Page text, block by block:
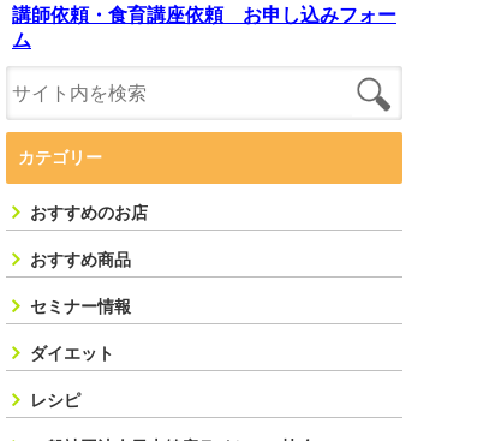
講師依頼・食育講座依頼 お申し込みフォー
ム
カテゴリー
おすすめのお店
おすすめ商品
セミナー情報
ダイエット
レシピ